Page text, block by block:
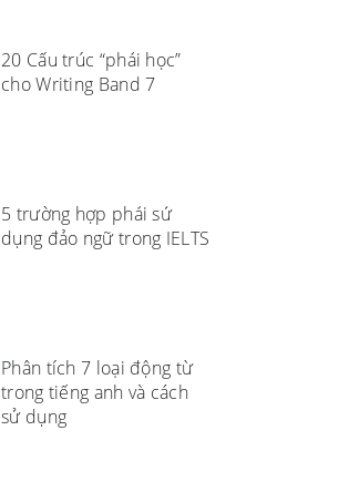
20 Cấu trúc “phải học”
cho Writing Band 7
5 trường hợp phải sử
dụng đảo ngữ trong IELTS
Phân tích 7 loại động từ
trong tiếng anh và cách
sử dụng